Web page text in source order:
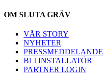
OM SLUTA GRÄV
VÅR STORY
NYHETER
PRESSMEDDELANDE
BLI INSTALLATÖR
PARTNER LOGIN